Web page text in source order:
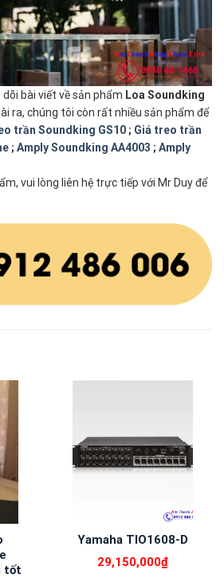
bài viết về sản phẩm Loa Soundking
ra, chúng tôi còn rất nhiều sản phẩm để
trần Soundking GS10 ; Giá treo trần
; Amply Soundking AA4003 ; Amply
vui lòng liên hệ trực tiếp với Mr Duy để
tốt
Yamaha TIO1608-D
29,150,000₫